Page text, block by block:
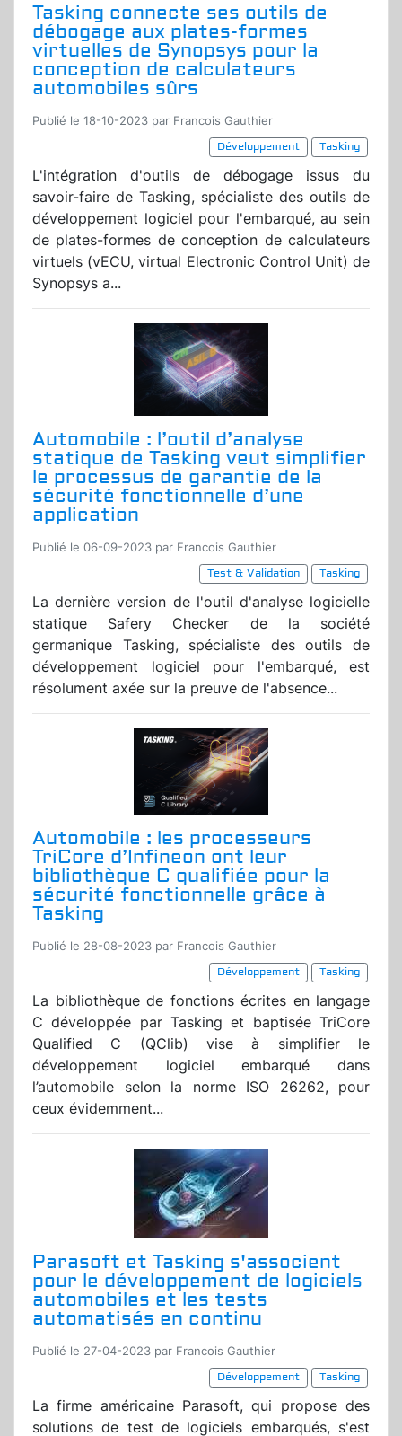
Tasking connecte ses outils de
débogage aux plates-formes
virtuelles de Synopsys pour la
conception de calculateurs
automobiles sûrs
Publié le 18-10-2023 par Francois Gauthier
Développement
Tasking
L'intégration d'outils de débogage issus du
savoir-faire de Tasking, spécialiste des outils de
développement logiciel pour l'embarqué, au sein
de plates-formes de conception de calculateurs
virtuels (vECU, virtual Electronic Control Unit) de
Synopsys a...
Automobile : l’outil d’analyse
statique de Tasking veut simplifier
le processus de garantie de la
sécurité fonctionnelle d’une
application
Publié le 06-09-2023 par Francois Gauthier
Test & Validation
Tasking
La dernière version de l'outil d'analyse logicielle
statique Safery Checker de la société
germanique Tasking, spécialiste des outils de
développement logiciel pour l'embarqué, est
résolument axée sur la preuve de l'absence...
Automobile : les processeurs
TriCore d’Infineon ont leur
bibliothèque C qualifiée pour la
sécurité fonctionnelle grâce à
Tasking
Publié le 28-08-2023 par Francois Gauthier
Développement
Tasking
La bibliothèque de fonctions écrites en langage
C développée par Tasking et baptisée TriCore
Qualified C (QClib) vise à simplifier le
développement logiciel embarqué dans
l’automobile selon la norme ISO 26262, pour
ceux évidemment...
Parasoft et Tasking s'associent
pour le développement de logiciels
automobiles et les tests
automatisés en continu
Publié le 27-04-2023 par Francois Gauthier
Développement
Tasking
La firme américaine Parasoft, qui propose des
solutions de test de logiciels embarqués, s'est